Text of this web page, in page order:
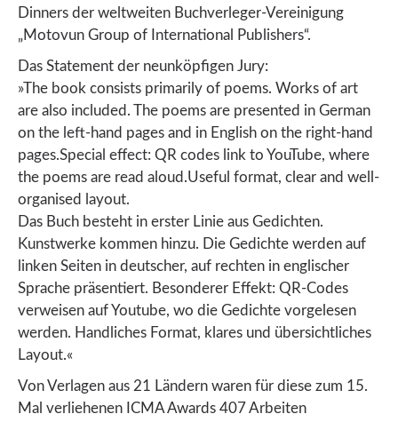
Dinners der weltweiten Buchverleger-Vereinigung
„Motovun Group of International Publishers“.
Das Statement der neunköpfigen Jury:
»The book consists primarily of poems. Works of art
are also included. The poems are presented in German
on the left-hand pages and in English on the right-hand
pages.Special effect: QR codes link to YouTube, where
the poems are read aloud.Useful format, clear and well-
organised layout.
Das Buch besteht in erster Linie aus Gedichten.
Kunstwerke kommen hinzu. Die Gedichte werden auf
linken Seiten in deutscher, auf rechten in englischer
Sprache präsentiert. Besonderer Effekt: QR-Codes
verweisen auf Youtube, wo die Gedichte vorgelesen
werden. Handliches Format, klares und übersichtliches
Layout.«
Von Verlagen aus 21 Ländern waren für diese zum 15.
Mal verliehenen ICMA Awards 407 Arbeiten